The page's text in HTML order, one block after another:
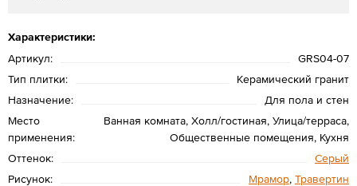
Характеристики:
Артикул:
GRS04-07
Тип плитки:
Керамический гранит
Назначение:
Для пола и стен
Место
применения:
Ванная комната, Холл/гостиная, Улица/терраса,
Общественные помещения, Кухня
Оттенок:
Серый
Рисунок:
Мрамор, Травертин